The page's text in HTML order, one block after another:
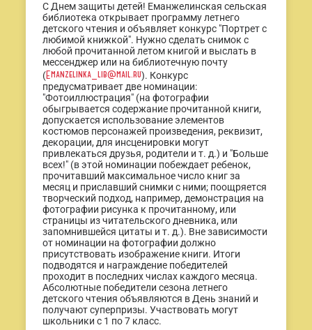
С Днем защиты детей! Еманжелинская сельская
библиотека открывает программу летнего
детского чтения и объявляет конкурс "Портрет с
любимой книжкой". Нужно сделать снимок с
любой прочитанной летом книгой и выслать в
мессенджер или на библиотечную почту
(Emanzelinka_lib@mail.ru). Конкурс
предусматривает две номинации:
"Фотоиллюстрация" (на фотографии
обыгрывается содержание прочитанной книги,
допускается использование элементов
костюмов персонажей произведения, реквизит,
декорации, для инсценировки могут
привлекаться друзья, родители и т. д.) и "Больше
всех!" (в этой номинации побеждает ребенок,
прочитавший максимальное число книг за
месяц и приславший снимки с ними; поощряется
творческий подход, например, демонстрация на
фотографии рисунка к прочитанному, или
страницы из читательского дневника, или
запомнившейся цитаты и т. д.). Вне зависимости
от номинации на фотографии должно
присутствовать изображение книги. Итоги
подводятся и награждение победителей
проходит в последних числах каждого месяца.
Абсолютные победители сезона летнего
детского чтения объявляются в День знаний и
получают суперпризы. Участвовать могут
школьники с 1 по 7 класс.